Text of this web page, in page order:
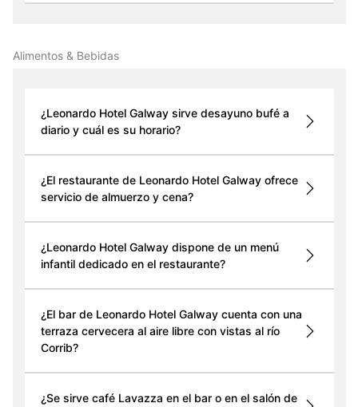
Alimentos & Bebidas
¿Leonardo Hotel Galway sirve desayuno bufé a
diario y cuál es su horario?
¿El restaurante de Leonardo Hotel Galway ofrece
servicio de almuerzo y cena?
¿Leonardo Hotel Galway dispone de un menú
infantil dedicado en el restaurante?
¿El bar de Leonardo Hotel Galway cuenta con una
terraza cervecera al aire libre con vistas al río
Corrib?
¿Se sirve café Lavazza en el bar o en el salón de